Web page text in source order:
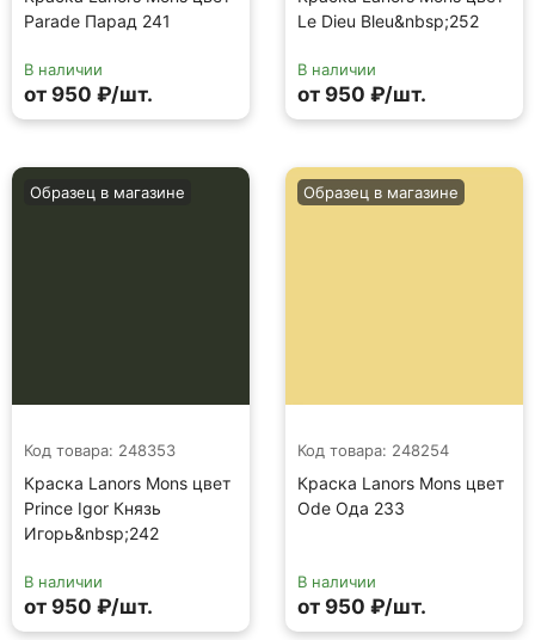
Parade Парад 241
В наличии
от 950 ₽/шт.
Le Dieu Bleu&nbsp;252
В наличии
от 950 ₽/шт.
Код товара: 248353
Краска Lanors Mons цвет
Prince Igor Князь
Игорь&nbsp;242
Образец в магазине
В наличии
от 950 ₽/шт.
Код товара: 248254
Краска Lanors Mons цвет
Ode Ода 233
Образец в магазине
В наличии
от 950 ₽/шт.